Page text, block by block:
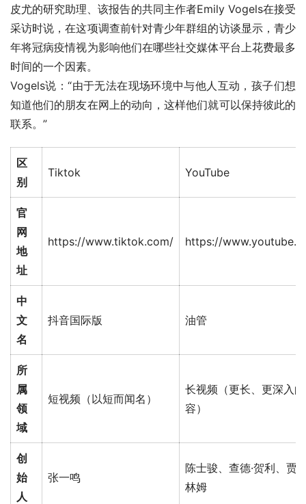
皮尤的研究助理、该报告的共同主作者Emily Vogels在接受
采访时说，在这项调查前针对青少年群组的访谈显示，青少
年将冠病疫情视为影响他们在哪些社交媒体平台上花费最多
时间的一个因素。
Vogels说：“由于无法在现场环境中与他人互动，孩子们想
知道他们的朋友在网上的动向，这样他们就可以保持彼此的
联系。”
区
别
Tiktok YouTube
官
网
地
址
https://www.tiktok.com/ https://
中
文
名
抖音国际版 油管
所
属
领
域
短视频（以短而闻名）
长视频（更长、更深入
容）
创
始
人
张一鸣
陈士骏、查德·贺利、贾
林姆